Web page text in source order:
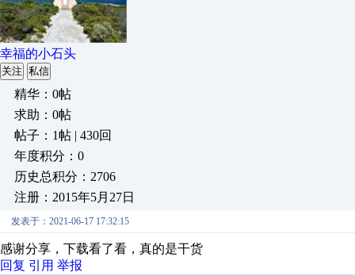
幸福的小石头
关注 私信
精华：0帖
求助：0帖
帖子：1帖 | 430回
年度积分：0
历史总积分：2706
注册：2015年5月27日
发表于：2021-06-17 17:32:15
感谢分享，下载看了看，真的是干货
回复 引用 举报